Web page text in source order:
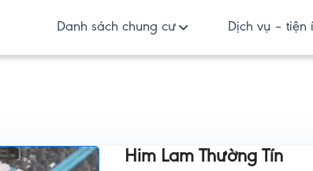
Danh sách chung cư Dịch vụ – tiện
Him Lam Thường Tín